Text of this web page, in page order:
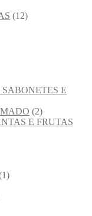
(12)
E
(2)
E FRUTAS